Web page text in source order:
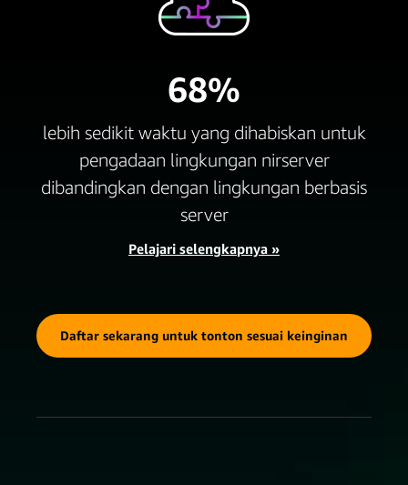
68%
lebih sedikit waktu yang dihabiskan untuk
pengadaan lingkungan nirserver
dibandingkan dengan lingkungan berbasis
server
Pelajari selengkapnya »
Daftar sekarang untuk tonton sesuai keinginan